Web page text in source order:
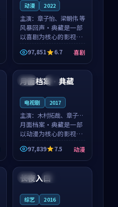
动漫 2022
主演： 章子怡、梁朝伟 等
风暴回声·典藏是一部
以喜剧为核心的影视作
品，围绕危机、反转与
人物成长展开，整体节
奏紧凑，值得推荐观
看。
97,851 6.7 喜剧
中国 4K
月面档案·典藏
电视剧 2017
主演： 木村拓哉、章子怡
等
月面档案·典藏是一部
以动漫为核心的影视作
品，围绕危机、反转与
人物成长展开，整体节
奏紧凑，值得推荐观
97,839 7.5 动漫
法国 独播
长夜入口
综艺 2016